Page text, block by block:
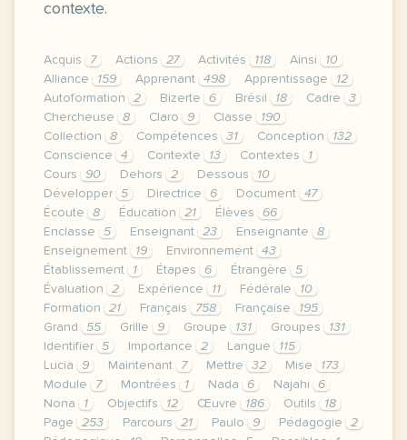
contexte.
Acquis 7 Actions 27 Activités 118 Ainsi
10
Alliance
159 Apprenant 498 Apprentissage
12
Autoformation
2 Bizerte 6 Brésil 18 Cadre
3
Chercheuse
8 Claro 9 Classe
190
Collection
8 Compétences 31 Conception
132
Conscience
4 Contexte 13 Contextes
1
Cours
90 Dehors 2 Dessous
10
Développer
5 Directrice 6 Document
47
Écoute
8 Éducation 21 Élèves
66
Enclasse
5 Enseignant 23 Enseignante
8
Enseignement
19 Environnement
43
Établissement
1 Étapes 6 Étrangère
5
Évaluation
2 Expérience 11 Fédérale
10
Formation
21 Français 758 Française
195
Grand
55 Grille 9 Groupe 131 Groupes
131
Identifier
5 Importance 2 Langue
115
Lucia
9 Maintenant 7 Mettre 32 Mise
173
Module
7 Montrées 1 Nada 6 Najahi
6
Nona
1 Objectifs 12 Œuvre 186 Outils
18
Page
253 Parcours 21 Paulo 9 Pédagogie
2